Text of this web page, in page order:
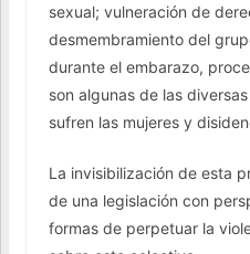
sexual; vulneración de
desmembramiento del
durante el embarazo,
son algunas de las
sufren las mujeres y
La invisibilización de esta
de una legislación con
formas de perpetuar la